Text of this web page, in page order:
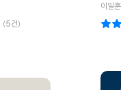
(5건)
이일